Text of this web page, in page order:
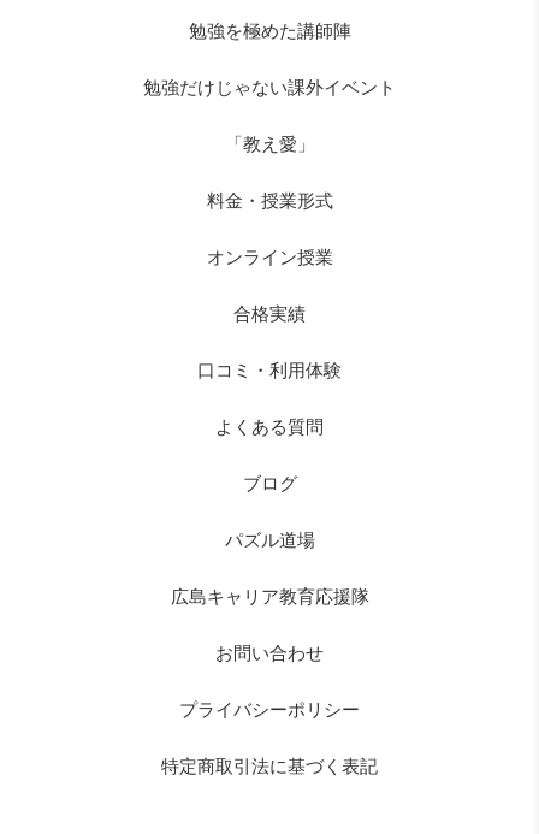
勉強を極めた講師陣
勉強だけじゃない課外イベント
「教え愛」
料金・授業形式
オンライン授業
合格実績
口コミ・利用体験
よくある質問
ブログ
パズル道場
広島キャリア教育応援隊
お問い合わせ
プライバシーポリシー
特定商取引法に基づく表記